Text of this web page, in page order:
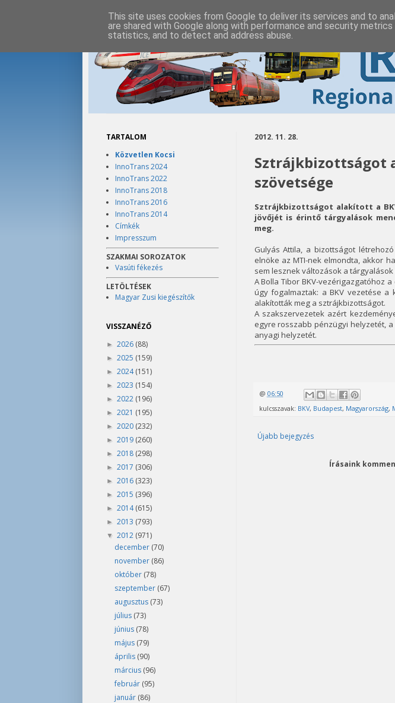
2012. 11. 28.
Sztrájkbizottságot
szövetsége
Sztrájkbizottságot alakított a
jövőjét is érintő tárgyalások
meg.
Gulyás Attila, a bizottságot
elnöke az MTI-nek elmondta, akkor
sem lesznek változások a
A Bolla Tibor BKV-vezérigazgatóhoz
úgy fogalmaztak: a BKV vezetése
alakították meg a sztrájkbizottságot.
A szakszervezetek azért
egyre rosszabb pénzügyi helyzetét,
anyagi helyzetét.
@ 06:50
kulcsszavak: BKV, Budapest, Magyarország,
Újabb bejegyzés
Írásaink
TARTALOM
Közvetlen Kocsi
InnoTrans 2024
InnoTrans 2022
InnoTrans 2018
InnoTrans 2016
InnoTrans 2014
Címkék
Impresszum
SZAKMAI SOROZATOK
Vasúti fékezés
LETÖLTÉSEK
Magyar Zusi kiegészítők
VISSZANÉZŐ
► 2026 (88)
► 2025 (159)
► 2024(151)
► 2023 (154)
► 2022 (196)
► 2021 (195)
► 2020 (232)
► 2019 (260)
► 2018 (298)
► 2017 (306)
► 2016 (323)
► 2015 (396)
► 2014(615)
► 2013 (793)
▼ 2012 (971)
december (70)
november (86)
október (78)
szeptember (67)
augusztus (73)
július (73)
június (78)
május (79)
április (90)
március (96)
február (95)
január (86)
This site uses cookies from Google to deliver its services and to
are shared with Google along with performance and security
statistics, and to detect and address abuse.